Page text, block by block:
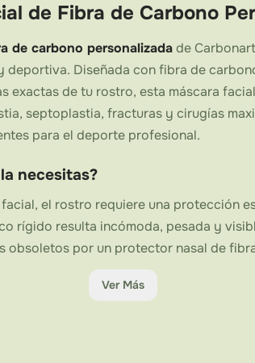
de Fibra de Carbono
de carbono personalizadade
Diseñada con fibra de
exactas de tu rostro, esta máscara
septoplastia, fracturas y cirugías
para el deporte profesional.
necesitas?
el rostro requiere una protección
rígido resulta incómoda, pesada y
obsoletos por un protector nasal de
retomar la vida cotidiana —o
Ver Más